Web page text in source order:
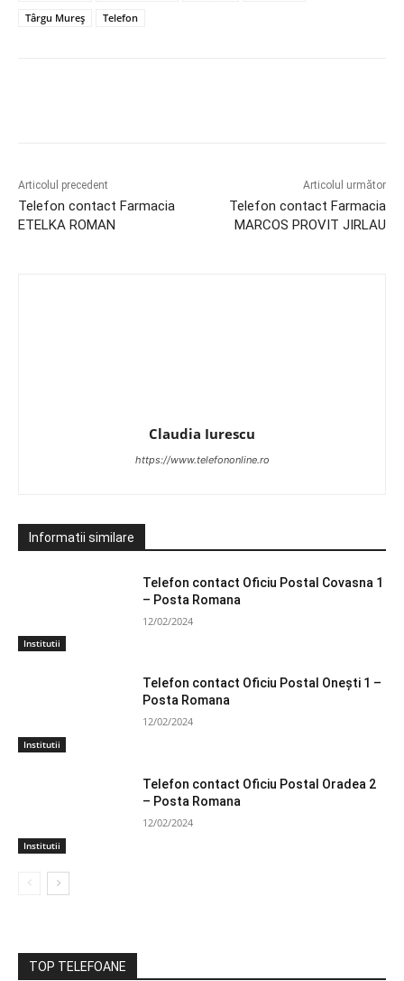
Târgu Mureș
Telefon
Articolul precedent
Telefon contact Farmacia
ETELKA ROMAN
Articolul următor
Telefon contact Farmacia
MARCOS PROVIT JIRLAU
Claudia Iurescu
https://www.telefononline.ro
Informatii similare
Institutii
Telefon contact Oficiu Postal Covasna 1
– Posta Romana
12/02/2024
Institutii
Telefon contact Oficiu Postal Oneşti 1 –
Posta Romana
12/02/2024
Institutii
Telefon contact Oficiu Postal Oradea 2
– Posta Romana
12/02/2024
TOP TELEFOANE